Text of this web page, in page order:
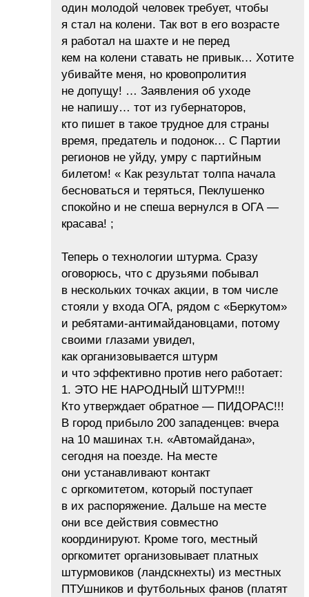
один молодой человек требует, чтобы
я стал на колени. Так вот в его возрасте
я работал на шахте и не перед
кем на колени ставать не привык… Хотите
убивайте меня, но кровопролития
не допущу! … Заявления об уходе
не напишу… тот из губернаторов,
кто пишет в такое трудное для страны
время, предатель и подонок… С Партии
регионов не уйду, умру с партийным
билетом! « Как результат толпа начала
бесноваться и теряться, Пеклушенко
спокойно и не спеша вернулся в ОГА —
красава! ;
Теперь о технологии штурма. Сразу
оговорюсь, что с друзьями побывал
в нескольких точках акции, в том числе
стояли у входа ОГА, рядом с «Беркутом»
и ребятами-антимайдановцами, потому
своими глазами увидел,
как организовывается штурм
и что эффективно против него работает:
1. ЭТО НЕ НАРОДНЫЙ ШТУРМ!!!
Кто утверждает обратное — ПИДОРАС!!!
В город прибыло 200 западенцев: вчера
на 10 машинах т.н. «Автомайдана»,
сегодня на поезде. На месте
они устанавливают контакт
с оргкомитетом, который поступает
в их распоряжение. Дальше на месте
они все действия совместно
координируют. Кроме того, местный
оргкомитет организовывает платных
штурмовиков (ландскнехты) из местных
ПТУшников и футбольных фанов (платят